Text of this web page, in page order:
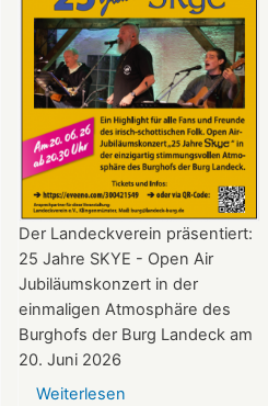
Der Landeckverein präsentiert:
25 Jahre SKYE - Open Air
Jubiläumskonzert in der
einmaligen Atmosphäre des
Burghofs der Burg Landeck am
20. Juni 2026
Weiterlesen